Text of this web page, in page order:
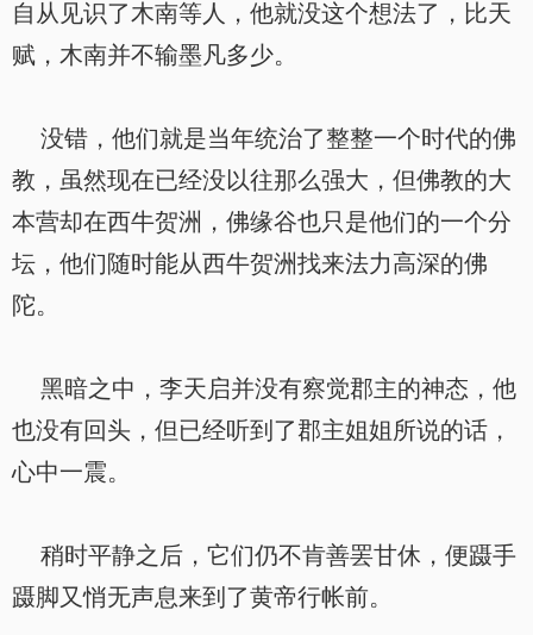
自从见识了木南等人，他就没这个想法了，比天
赋，木南并不输墨凡多少。
没错，他们就是当年统治了整整一个时代的佛
教，虽然现在已经没以往那么强大，但佛教的大
本营却在西牛贺洲，佛缘谷也只是他们的一个分
坛，他们随时能从西牛贺洲找来法力高深的佛
陀。
黑暗之中，李天启并没有察觉郡主的神态，他
也没有回头，但已经听到了郡主姐姐所说的话，
心中一震。
稍时平静之后，它们仍不肯善罢甘休，便蹑手
蹑脚又悄无声息来到了黄帝行帐前。